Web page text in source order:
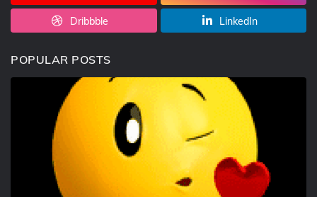
Dribbble LinkedIn
POPULAR POSTS